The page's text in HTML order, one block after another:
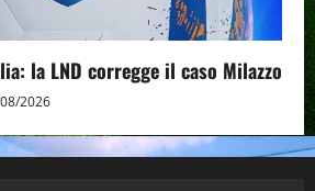
la LND corregge il caso Milazzo
2026